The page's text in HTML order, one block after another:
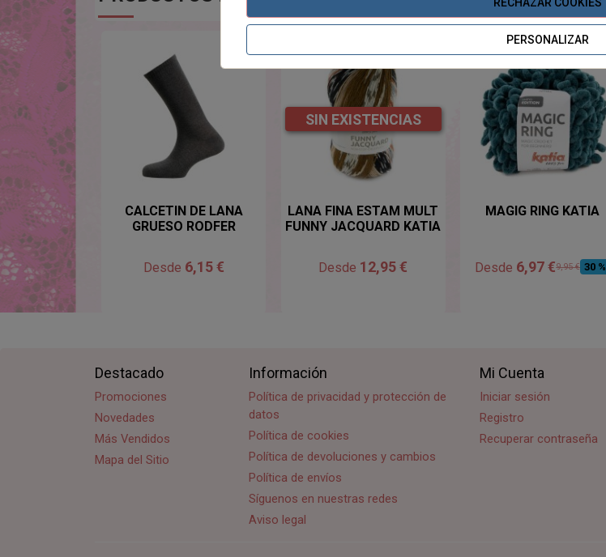
CALCETIN DE LANA
GRUESO RODFER
Desde 6,15 €
SIN EXISTENCIAS
LANA FINA ESTAM MULT
FUNNY JACQUARD KATIA
Desde 12,95 €
NOVEDADES
MAGIG RING KATIA
Desde 6,97 €9,95 € 30 %
Destacado
Promociones
Novedades
Más Vendidos
Mapa del Sitio
Información
Política de privacidad y protección de
datos
Política de cookies
Política de devoluciones y cambios
Política de envíos
Síguenos en nuestras redes
Aviso legal
Mi Cuenta
Iniciar sesión
Registro
Recuperar contraseña
PERSONALIZAR